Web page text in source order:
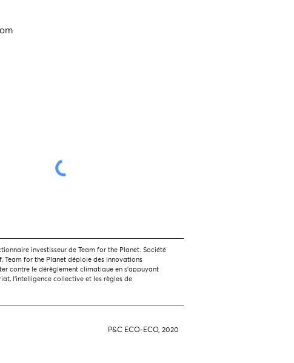
investisseur de Team for the Planet. Société
Team for the Planet déploie des innovations
contre le dérèglement climatique en s'appuyant
l'intelligence collective et les règles de
P&C ECO-ECO, 2020